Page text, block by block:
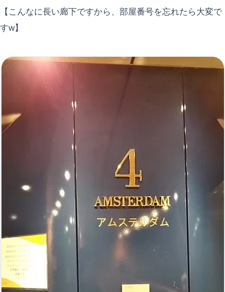
【こんなに長い廊下ですから、部屋番号を忘れたら大変で
すw】